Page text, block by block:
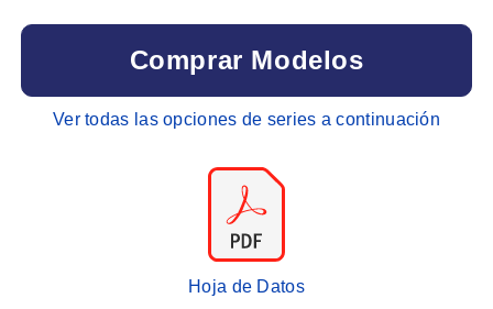
Comprar Modelos
Ver todas las opciones de series a continuación
Hoja de Datos